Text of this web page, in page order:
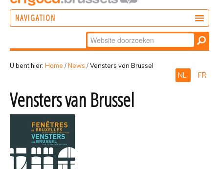
NAVIGATION
Zoek
Geavanceerd
zoeken...
U bent hier: Home /News /Vensters van Brussel
NL FR
Vensters van Brussel